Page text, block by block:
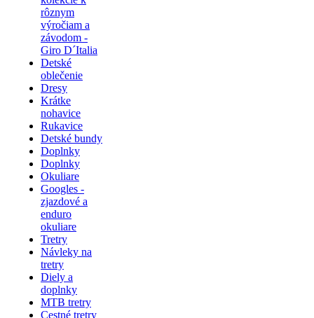
rôznym
výročiam a
závodom -
Giro D´Italia
Detské
oblečenie
Dresy
Krátke
nohavice
Rukavice
Detské bundy
Doplnky
Doplnky
Okuliare
Googles -
zjazdové a
enduro
okuliare
Tretry
Návleky na
tretry
Diely a
doplnky
MTB tretry
Cestné tretry